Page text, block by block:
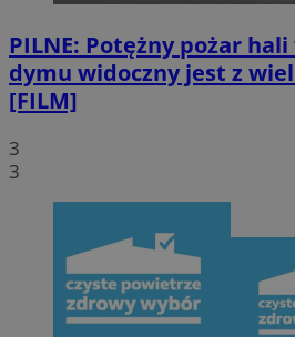
PILNE: Potężny pożar hali
dymu widoczny jest z
[FILM]
3
3